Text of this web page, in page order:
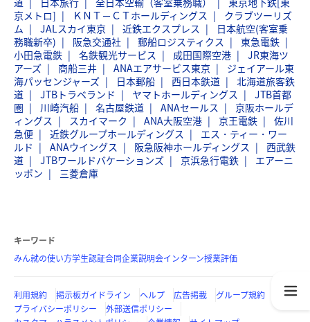
京メトロ]
ＫＮＴ－ＣＴホールディングス
クラブツーリズ
ム
JALスカイ東京 近鉄エクスプレス
日本航空(客室乗
務職新卒)
阪急交通社 郵船ロジスティクス
東急電鉄
小田急電鉄
名鉄観光サービス 成田国際空港
JR東海ツ
アーズ
商船三井 ANAエアサービス東京
ジェイアール東
海パッセンジャーズ
日本郵船 西日本鉄道
北海道旅客鉄
道
JTBトラベランド ヤマトホールディングス
JTB首都
圏
川崎汽船 名古屋鉄道 ANAセールス
京阪ホールデ
ィングス
スカイマーク ANA大阪空港 京王電鉄
佐川
急便
近鉄グループホールディングス
エス・ティー・ワー
ルド
ANAウイングス 阪急阪神ホールディングス
西武鉄
道
JTBワールドバケーションズ 京浜急行電鉄
エアーニ
ッポン
三菱倉庫
キーワード
みん就の使い方学生認証合同企業説明会インターン授業評価
利用規約 掲示板ガイドライン ヘルプ 広告掲載
グループ規約
プライバシーポリシー
外部送信ポリシー